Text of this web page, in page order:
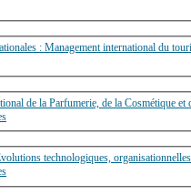
: Management international du
de la Parfumerie, de la Cosmétique
technologiques,